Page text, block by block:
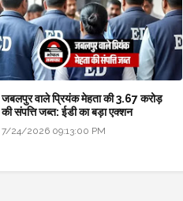
जबलपुर वाले प्रियंक मेहता की 3.67 करोड़
की संपत्ति जब्त: ईडी का बड़ा एक्शन
7/24/2026 09:13:00 PM